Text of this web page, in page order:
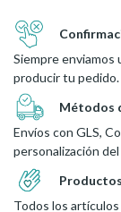
Siempre enviamos
producir tu pedido.
Métodos
Envíos con GLS,
personalización
Todos los